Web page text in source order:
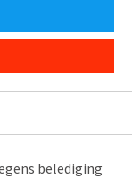
belediging